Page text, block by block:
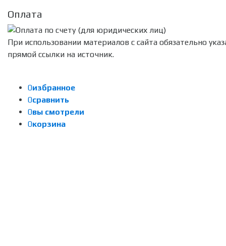
Оплата
При использовании материалов с сайта обязательно
прямой ссылки на источник.
0избранное
0сравнить
0вы смотрели
0корзина